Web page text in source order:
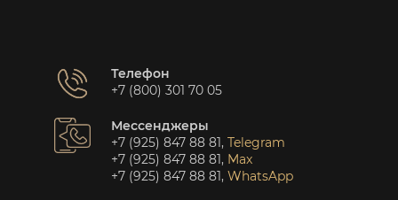
Телефон
+7 (800) 301 70 05
Мессенджеры
+7 (925) 847 88 81, Telegram
+7 (925) 847 88 81, Max
+7 (925) 847 88 81, WhatsApp